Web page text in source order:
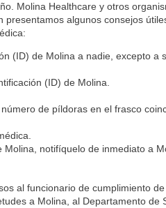
Molina Healthcare y otros
algunos consejos
(ID) de Molina a nadie, excepto a
(ID) de Molina.
de píldoras en el frasco
notifíquelo de inmediato a
al funcionario de cumplimiento
a Molina, al Departamento de